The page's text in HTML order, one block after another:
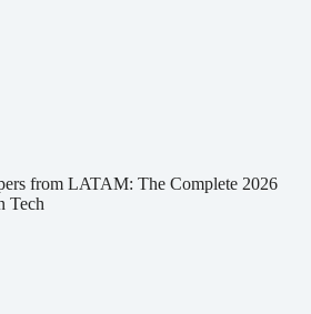
from LATAM: The Complete 2026
Tech